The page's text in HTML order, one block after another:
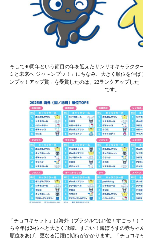
そして40周年という節目の年を迎えたサンリオキャラクタ
ミと未来へ ジャ～ンプッ！」にちなみ、大きく順位を伸
ンプッ！アップ賞」を受賞したのは、22ランクアップした
です。
「チョコキャット」は海外（ブラジルでは1位！すごっ！
ら今年は24位へと大きく飛躍。すごい！海ぼうずの赤ちゃ
順位をあげ、更なる活躍に期待がかかります。「チョコキ